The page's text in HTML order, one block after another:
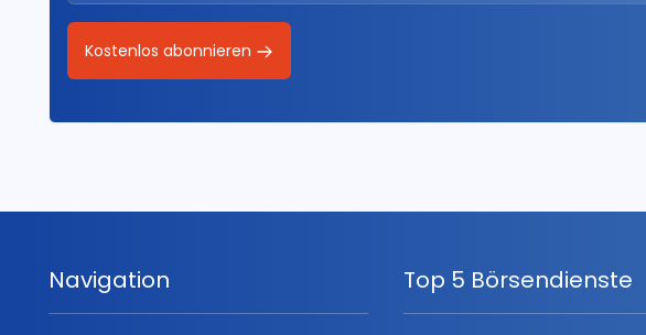
Kostenlos abonnieren
Navigation Top 5 Börsendienste